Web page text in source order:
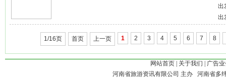
出
出
1/16页 首页 上一页 1 2 3 4 5 6 7 8
网站首页 关于我们
广告
河南省旅游资讯有限公司 主办 河南省多